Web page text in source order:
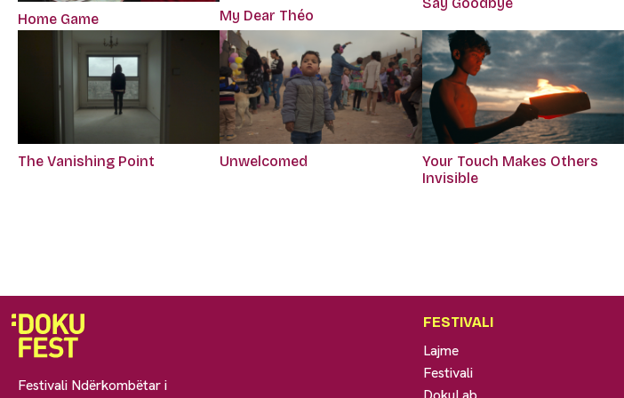
Home Game My Dear Théo
Say Goodbye
The Vanishing Point Unwelcomed
Your Touch Makes Others
Invisible
Festivali Ndërkombëtar i
FESTIVALI
Lajme
Festivali